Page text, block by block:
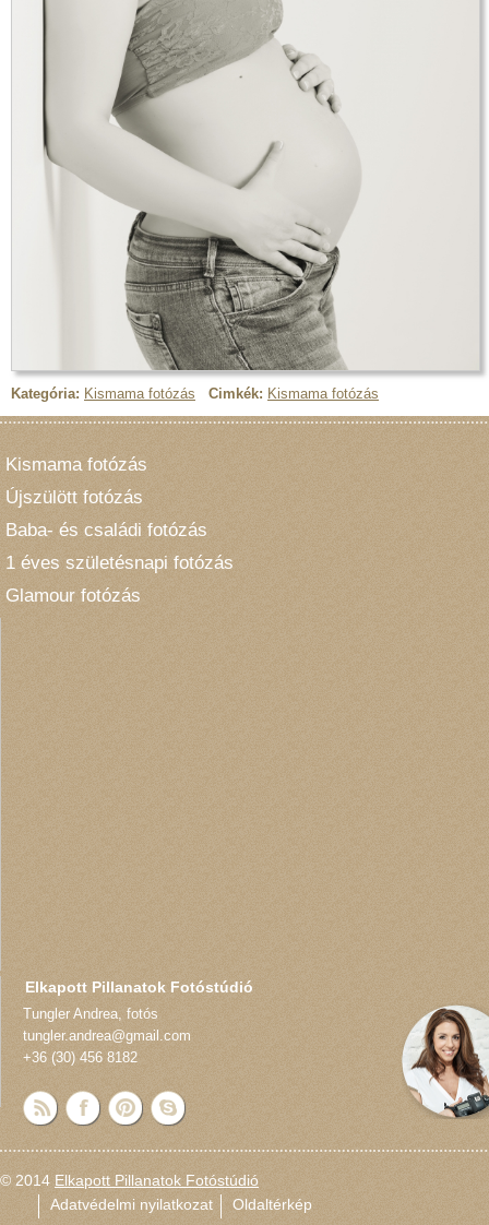
Kategória: Kismama fotózás Cimkék: Kismama fotózás
Kismama fotózás
Újszülött fotózás
Baba- és családi fotózás
1 éves születésnapi fotózás
Glamour fotózás
Elkapott Pillanatok Fotóstúdió
Tungler Andrea fotós
tungler.andrea@gmail.com
+36 (30) 456 8182
© 2014 Elkapott Pillanatok Fotóstúdió
Adatvédelmi nyilatkozat
Oldaltérkép